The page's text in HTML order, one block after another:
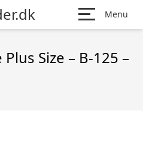
Menu
Size – B-125 –